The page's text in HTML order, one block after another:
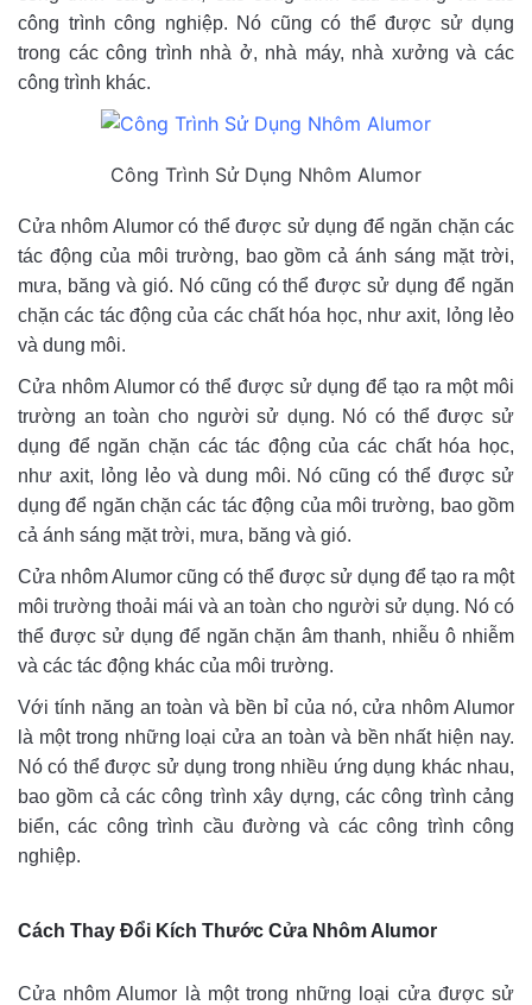
công trình công nghiệp. Nó cũng có thể được sử dụng
trong các công trình nhà ở, nhà máy, nhà xưởng và các
công trình khác.
Công Trình Sử Dụng Nhôm Alumor
Cửa nhôm Alumor có thể được sử dụng để ngăn chặn các
tác động của môi trường, bao gồm cả ánh sáng mặt trời,
mưa, băng và gió. Nó cũng có thể được sử dụng để ngăn
chặn các tác động của các chất hóa học, như axit, lỏng lẻo
và dung môi.
Cửa nhôm Alumor có thể được sử dụng để tạo ra một môi
trường an toàn cho người sử dụng. Nó có thể được sử
dụng để ngăn chặn các tác động của các chất hóa học,
như axit, lỏng lẻo và dung môi. Nó cũng có thể được sử
dụng để ngăn chặn các tác động của môi trường, bao gồm
cả ánh sáng mặt trời, mưa, băng và gió.
Cửa nhôm Alumor cũng có thể được sử dụng để tạo ra một
môi trường thoải mái và an toàn cho người sử dụng. Nó có
thể được sử dụng để ngăn chặn âm thanh, nhiễu ô nhiễm
và các tác động khác của môi trường.
Với tính năng an toàn và bền bỉ của nó, cửa nhôm Alumor
là một trong những loại cửa an toàn và bền nhất hiện nay.
Nó có thể được sử dụng trong nhiều ứng dụng khác nhau,
bao gồm cả các công trình xây dựng, các công trình cảng
biển, các công trình cầu đường và các công trình công
nghiệp.
Cách Thay Đổi Kích Thước Cửa Nhôm Alumor
Cửa nhôm Alumor là một trong những loại cửa được sử